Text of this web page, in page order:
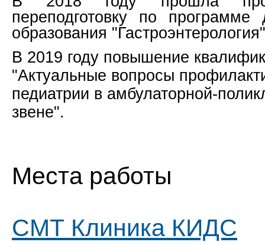
переподготовку по программе
образования "Гастроэнтерология"
В 2019 году повышение
"Актуальные вопросы
педиатрии в амбулаторной-
звене".
Места работы
СМТ Клиника КИДС